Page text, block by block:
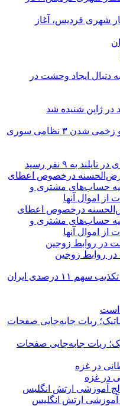
شهری فردیس، آغاز
دنبال ایجاد وحشت در
در ژاپن شنیده شد
درگیری شدید در جنوب ادلب؛ کشته و زخمی شدن ۳ نظامی سوری
به ۹ نفر رسید
قرض‌الحسنه درخصوص اعطای
حساب‌های مشتری و
از اموال آنها
در روابط زوجین
عراقچی: توافق با عمان نزدیک است/ تکذیب سهم ۱۱ درصدی ایران
است
ربات جابه‌جایی صفحات
در غزه
ارتش انگلیس